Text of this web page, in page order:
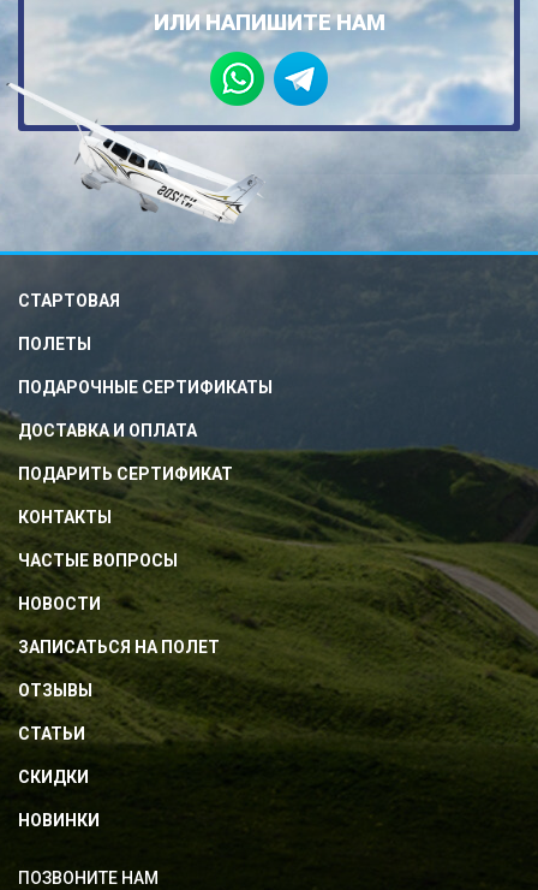
ИЛИ НАПИШИТЕ НАМ
СТАРТОВАЯ
ПОЛЕТЫ
ПОДАРОЧНЫЕ СЕРТИФИКАТЫ
ДОСТАВКА И ОПЛАТА
ПОДАРИТЬ СЕРТИФИКАТ
КОНТАКТЫ
ЧАСТЫЕ ВОПРОСЫ
НОВОСТИ
ЗАПИСАТЬСЯ НА ПОЛЕТ
ОТЗЫВЫ
СТАТЬИ
СКИДКИ
НОВИНКИ
ПОЗВОНИТЕ НАМ